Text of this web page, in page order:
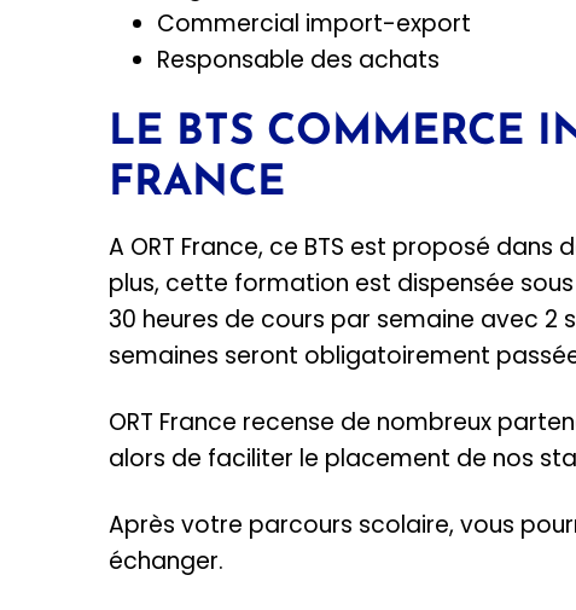
Commercial import-export
Responsable des achats
LE BTS COMMERCE
FRANCE
A ORT France, ce BTS est proposé dans
plus, cette formation est dispensée
30 heures de cours par semaine avec 2
semaines seront obligatoirement
ORT France recense de nombreux
alors de faciliter le placement de nos
Après votre parcours scolaire, vous
échanger.